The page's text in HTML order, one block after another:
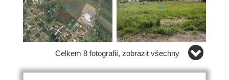
Celkem 8 fotografií, zobrazit všechny